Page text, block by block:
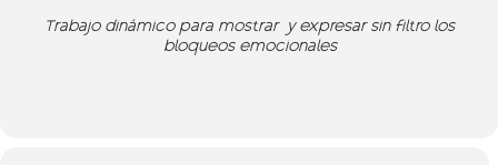
Trabajo dinámico para mostrar y expresar sin filtro los
bloqueos emocionales